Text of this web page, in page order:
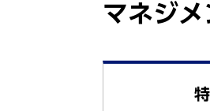
マネジ